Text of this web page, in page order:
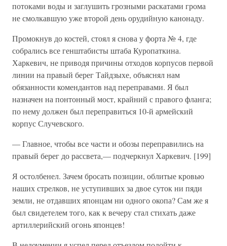
потоками воды и заглушить грозными раскатами грома
не смолкавшую уже второй день орудийную канонаду.
Промокнув до костей, стоял я снова у форта № 4, где
собрались все генштабисты штаба Куропаткина.
Харкевич, не приводя причины отходов корпусов первой
линии на правый берег Тайдзыхе, объяснял нам
обязанности комендантов над переправами. Я был
назначен на понтонный мост, крайний с правого фланга;
по нему должен был переправиться 10-й армейский
корпус Случевского.
— Главное, чтобы все части и обозы переправились на
правый берег до рассвета,— подчеркнул Харкевич. [199]
Я остолбенел. Зачем бросать позиции, облитые кровью
наших стрелков, не уступивших за двое суток ни пяди
земли, не отдавших японцам ни одного окопа? Сам же я
был свидетелем того, как к вечеру стал стихать даже
артиллерийский огонь японцев!